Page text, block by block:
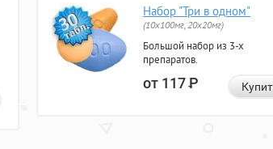
Набор "Три в одном"
(10x100мг, 20x20мг)
Большой набор из 3-х
препаратов.
от 117Р